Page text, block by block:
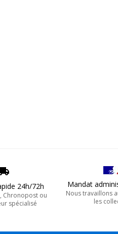
24h/72h
Chronopost ou
spécialisé
Mandat
Nous travaillons
les